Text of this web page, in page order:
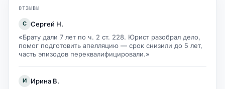
ОТЗЫВЫ
С Сергей Н.
«Брату дали 7 лет по ч. 2 ст. 228. Юрист разобрал дело,
помог подготовить апелляцию — срок снизили до 5 лет,
часть эпизодов переквалифицировали.»
И
Ирина В.